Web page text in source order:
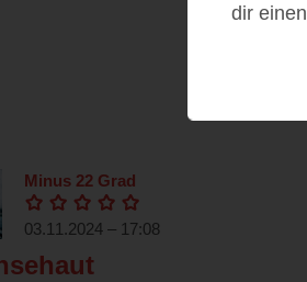
Minus 22 Grad
03.11.2024 – 17:08
dir